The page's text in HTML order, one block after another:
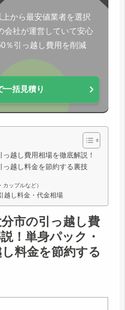
上から最安値業者を選択
会社が運営していて安心
％引っ越し費用を削減
一括見積り
越し費用相場を徹底解説！
越し料金を節約する裏技
ップルなど）
越し料金・代金相場
市の引っ越し費
！単身パック・
料金を節約する